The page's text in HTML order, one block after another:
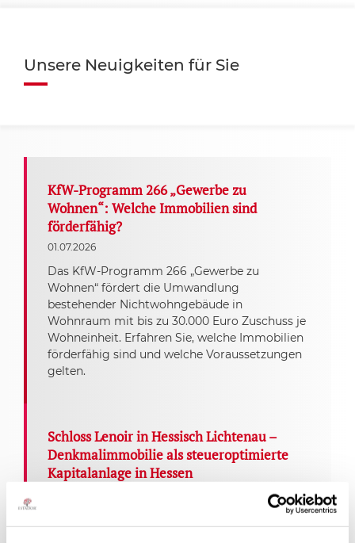
Unsere Neuigkeiten für Sie
KfW-Programm 266 „Gewerbe zu
Wohnen“: Welche Immobilien sind
förderfähig?
01.07.2026
Das KfW-Programm 266 „Gewerbe zu
Wohnen“ fördert die Umwandlung
bestehender Nichtwohngebäude in
Wohnraum mit bis zu 30.000 Euro Zuschuss je
Wohneinheit. Erfahren Sie, welche Immobilien
förderfähig sind und welche Voraussetzungen
gelten.
Schloss Lenoir in Hessisch Lichtenau –
Denkmalimmobilie als steueroptimierte
Kapitalanlage in Hessen